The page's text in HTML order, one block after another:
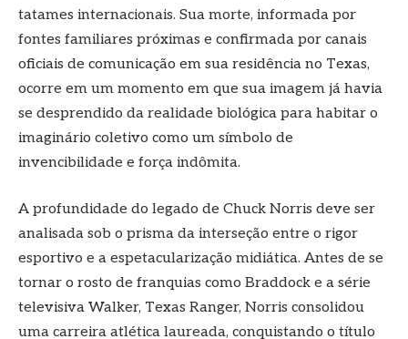
tatames internacionais. Sua morte, informada por
fontes familiares próximas e confirmada por canais
oficiais de comunicação em sua residência no Texas,
ocorre em um momento em que sua imagem já havia
se desprendido da realidade biológica para habitar o
imaginário coletivo como um símbolo de
invencibilidade e força indômita.
A profundidade do legado de Chuck Norris deve ser
analisada sob o prisma da interseção entre o rigor
esportivo e a espetacularização midiática. Antes de se
tornar o rosto de franquias como Braddock e a série
televisiva Walker, Texas Ranger, Norris consolidou
uma carreira atlética laureada, conquistando o título